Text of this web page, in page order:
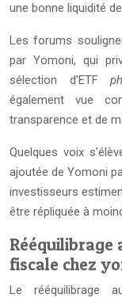
une bonne liquidité
Les forums
par Yomoni, qui
sélection d’ETF
également vue
transparence et de
Quelques voix
ajoutée de Yomoni
investisseurs
être répliquée à
fiscale chez
Le rééquilibrage